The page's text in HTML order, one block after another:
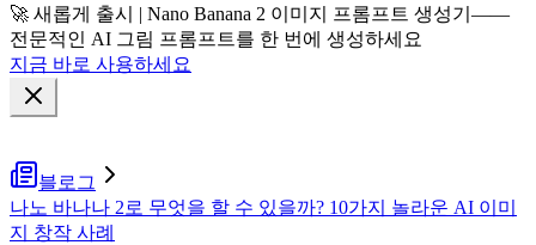
🚀 새롭게 출시 | Nano Banana 2 이미지 프롬프트 생성기——
전문적인 AI 그림 프롬프트를 한 번에 생성하세요
지금 바로 사용하세요
블로그
나노 바나나 2로 무엇을 할 수 있을까? 10가지 놀라운 AI 이미
지 창작 사례